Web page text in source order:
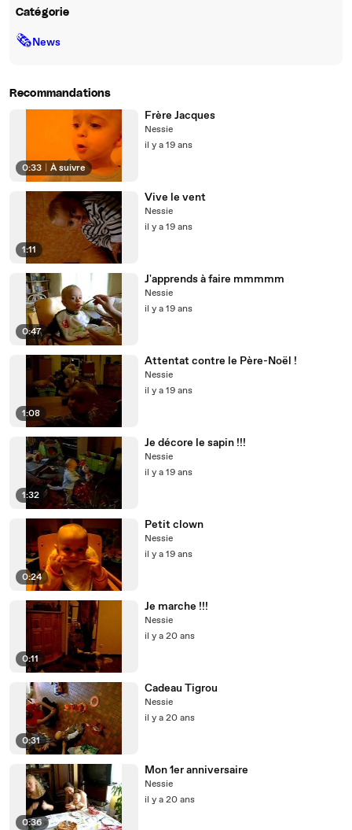
Catégorie
🗞News
Recommandations
0:33 À suivre
Frère Jacques
Nessie
il y a 19 ans
1:11
Vive le vent
Nessie
il y a 19 ans
0:47
J'apprends à faire mmmmm
Nessie
il y a 19 ans
1:08
Attentat contre le Père-Noël !
Nessie
il y a 19 ans
1:32
Je décore le sapin !!!
Nessie
il y a 19 ans
0:24
Petit clown
Nessie
il y a 19 ans
0:11
Je marche !!!
Nessie
il y a 20 ans
0:31
Cadeau Tigrou
Nessie
il y a 20 ans
0:36
Mon 1er anniversaire
Nessie
il y a 20 ans